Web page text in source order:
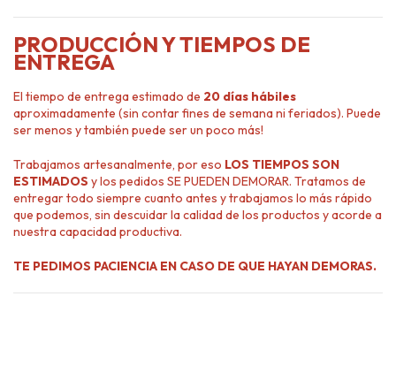
PRODUCCIÓN Y TIEMPOS DE
ENTREGA
El tiempo de entrega estimado de 20 días hábiles
aproximadamente (sin contar fines de semana ni feriados). Puede
ser menos y también puede ser un poco más!
Trabajamos artesanalmente, por eso LOS TIEMPOS SON
ESTIMADOS y los pedidos SE PUEDEN DEMORAR. Tratamos de
entregar todo siempre cuanto antes y trabajamos lo más rápido
que podemos, sin descuidar la calidad de los productos y acorde a
nuestra capacidad productiva.
TE PEDIMOS PACIENCIA EN CASO DE QUE HAYAN DEMORAS.